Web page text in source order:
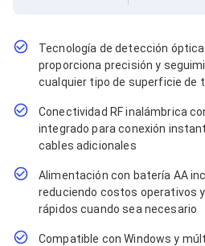
Jacks de Red
Conectores
Tapas y Cajas
Pinzas Ponchadoras
Probadores de Cable
Cortadoras de Cable
Protectores para Cables
Cables para Impresoras
Bobinas
Cableado Estructurado
Sujetadores de Cables
Cinchos
Tecnología de detección
proporciona precisión y
cualquier tipo de superficie de
Conectividad RF inalámbrica
integrado para conexión
cables adicionales
Alimentación con batería AA
reduciendo costos operativos
rápidos cuando sea necesario
Compatible con Windows y